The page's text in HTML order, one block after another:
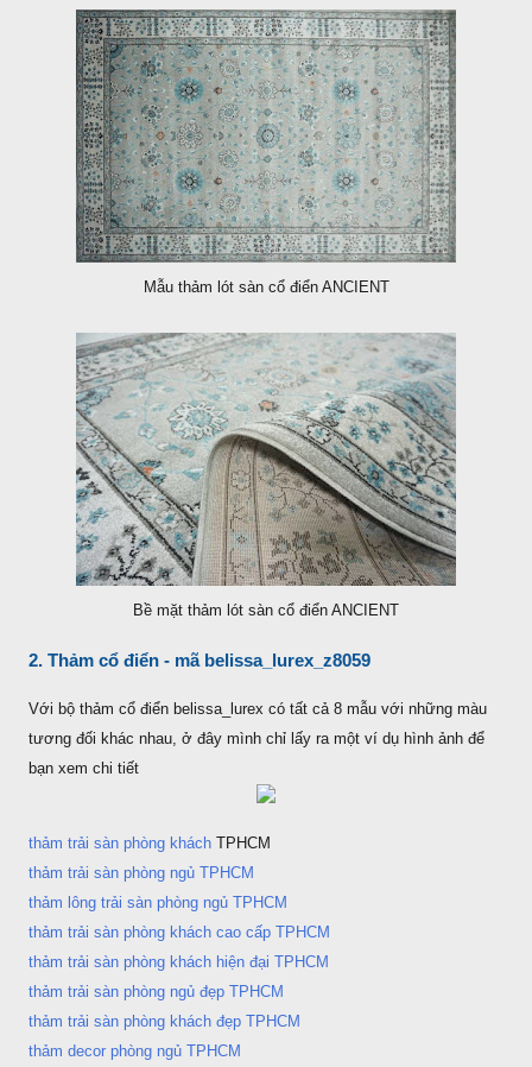
Mẫu thảm lót sàn cổ điển ANCIENT
Bề mặt thảm lót sàn cổ điển ANCIENT
2. Thảm cổ điển - mã belissa_lurex_z8059
Với bộ thảm cổ điển belissa_lurex có tất cả 8 mẫu với những màu
tương đối khác nhau, ở đây mình chỉ lấy ra một ví dụ hình ảnh để
bạn xem chi tiết
thảm trải sàn phòng khách TPHCM
thảm trải sàn phòng ngủ TPHCM
thảm lông trải sàn phòng ngủ TPHCM
thảm trải sàn phòng khách cao cấp TPHCM
thảm trải sàn phòng khách hiện đại TPHCM
thảm trải sàn phòng ngủ đẹp TPHCM
thảm trải sàn phòng khách đẹp TPHCM
thảm decor phòng ngủ TPHCM